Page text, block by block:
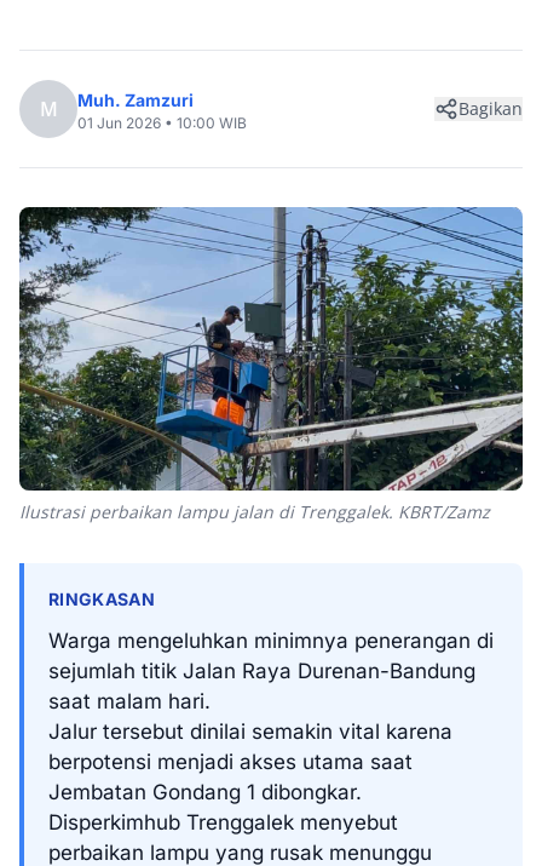
M Muh. Zamzuri
01 Jun 2026 • 10:00 WIB
Bagikan
Ilustrasi perbaikan lampu jalan di Trenggalek. KBRT/Zamz
RINGKASAN
Warga mengeluhkan minimnya penerangan di
sejumlah titik Jalan Raya Durenan-Bandung
saat malam hari.
Jalur tersebut dinilai semakin vital karena
berpotensi menjadi akses utama saat
Jembatan Gondang 1 dibongkar.
Disperkimhub Trenggalek menyebut
perbaikan lampu yang rusak menunggu